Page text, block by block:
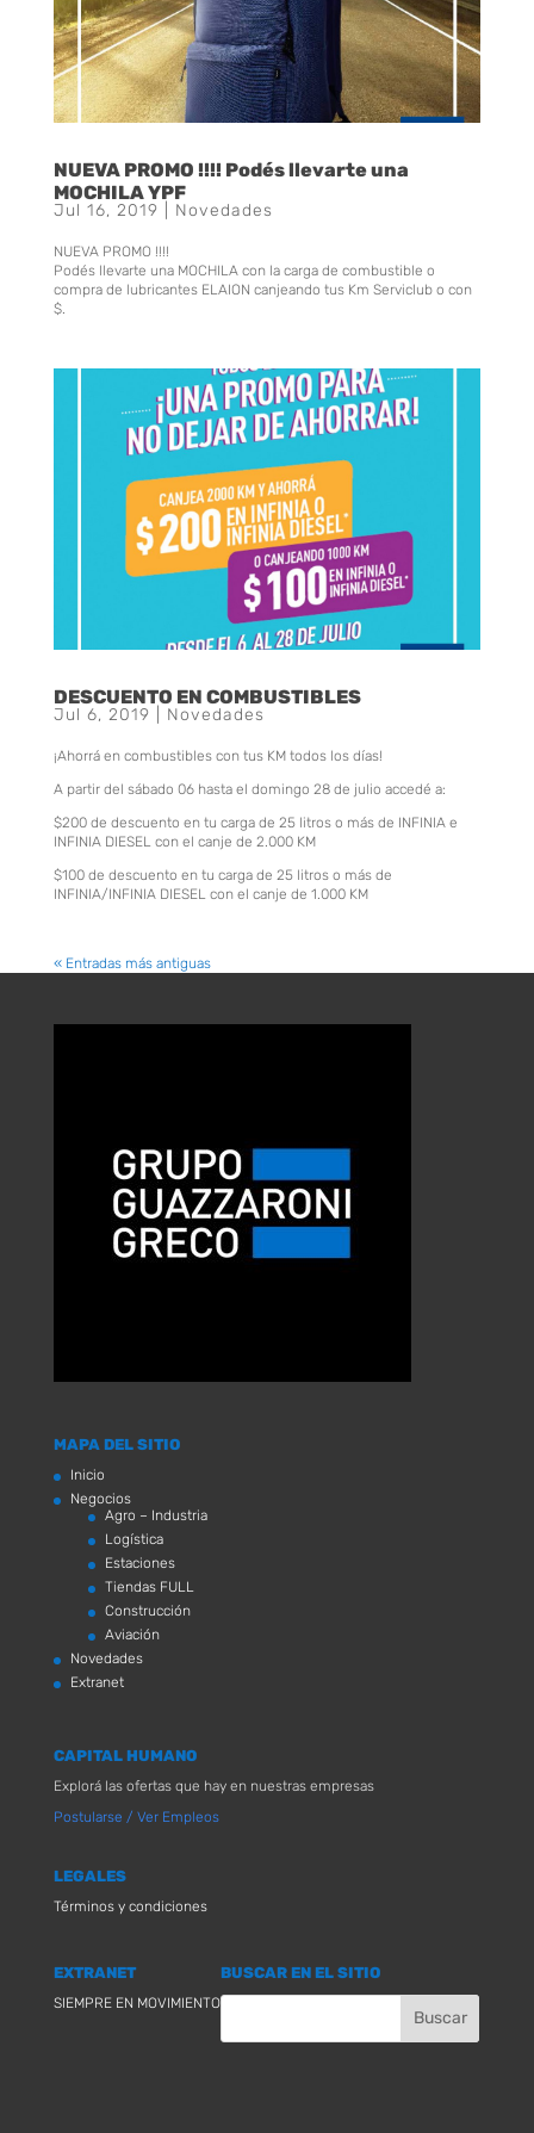
NUEVA PROMO !!!! Podés llevarte una
MOCHILA YPF
Jul 16, 2019 Novedades
NUEVA PROMO !!!!
Podés llevarte una MOCHILA con la carga de combustible o
compra de lubricantes ELAION canjeando tus Km Serviclub o con
$.
DESCUENTO EN COMBUSTIBLES
Jul 6, 2019 Novedades
¡Ahorrá en combustibles con tus KM todos los días!
A partir del sábado 06 hasta el domingo 28 de julio accedé a:
$200 de descuento en tu carga de 25 litros o más de INFINIA e
INFINIA DIESEL con el canje de 2.000 KM
$100 de descuento en tu carga de 25 litros o más de
INFINIA/INFINIA DIESEL con el canje de 1.000 KM
« Entradas más antiguas
MAPA DEL SITIO
Inicio
Negocios
Agro – Industria
Logística
Estaciones
Tiendas FULL
Construcción
Aviación
Novedades
Extranet
CAPITAL HUMANO
Explorá las ofertas que hay en nuestras empresas
Postularse / Ver Empleos
LEGALES
Términos y condiciones
EXTRANET
SIEMPRE EN MOVIMIENTO
BUSCAR EN EL SITIO